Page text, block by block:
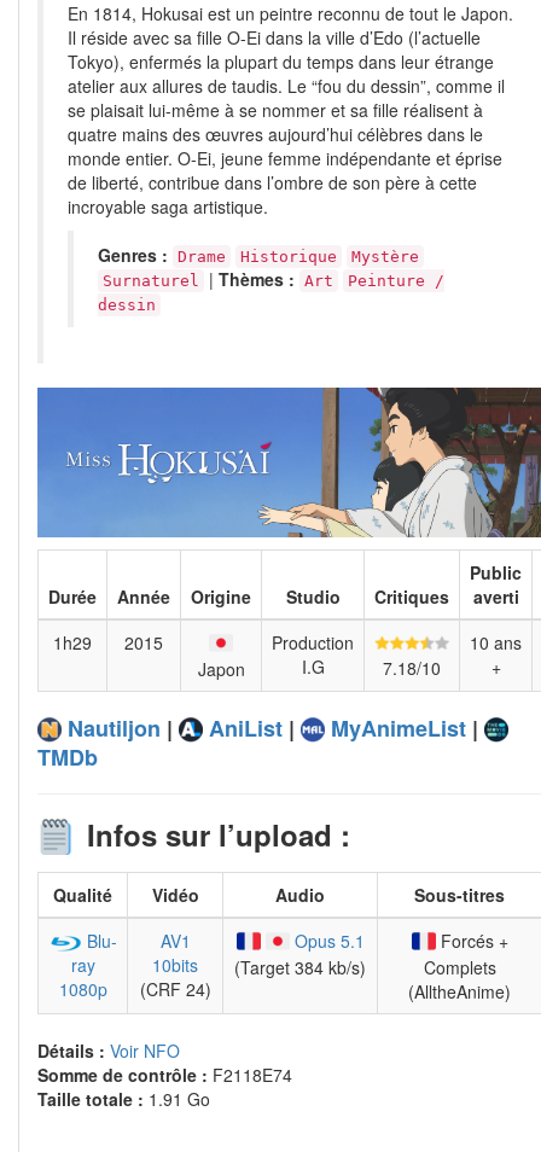
En 1814, Hokusai est un peintre reconnu de tout le Japon.
Il réside avec sa fille O-Ei dans la ville d’Edo (l’actuelle
Tokyo), enfermés la plupart du temps dans leur étrange
atelier aux allures de taudis. Le “fou du dessin”, comme il
se plaisait lui-même à se nommer et sa fille réalisent à
quatre mains des œuvres aujourd’hui célèbres dans le
monde entier. O-Ei, jeune femme indépendante et éprise
de liberté, contribue dans l’ombre de son père à cette
incroyable saga artistique.
Genres : Drame Historique
Mystère
Surnaturel
| Thèmes : Art
Peinture /
dessin
Durée Année Origine Studio Critiques
Public
averti
1h29
2015
Japon
Production
I.G
7.18/10
10 ans
+
Nautiljon | AniList | MyAnimeList |
TMDb
Infos sur l’upload :
Qualité Vidéo Audio
Sous-titres
Blu-
ray
1080p
AV1
10bits
(CRF 24)
Opus 5.1
(Target 384 kb/s)
Forcés +
Complets
(AlltheAnime)
Détails : Voir NFO
Somme de contrôle : F2118E74
Taille totale : 1.91 Go